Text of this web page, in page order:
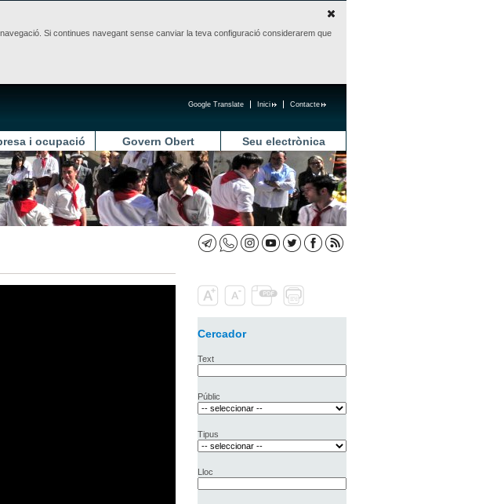
Si continues navegant sense canviar la teva configuració considerarem que
Contacte
Inici
Google Translate
i ocupació Govern Obert Seu electrònica
Cercador
Text
Públic
Tipus
Lloc